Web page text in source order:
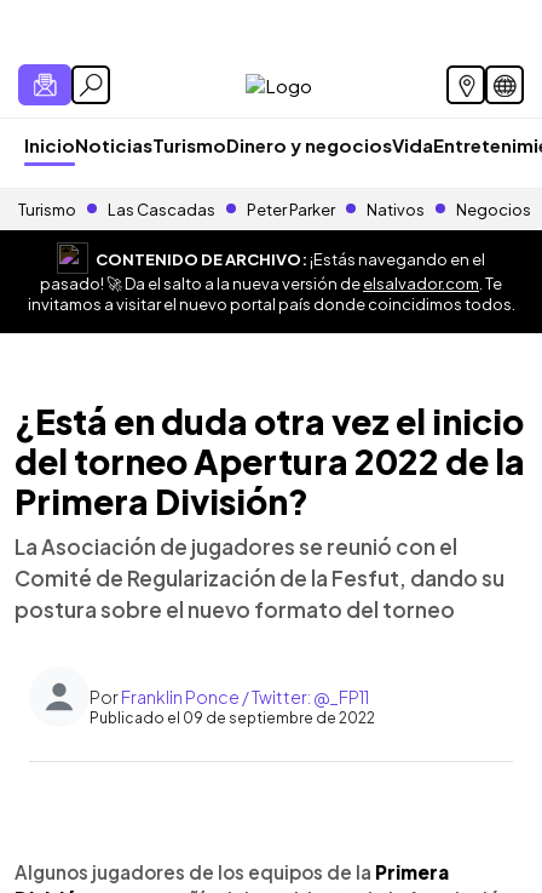
InicioNoticiasTurismoDinero y negociosVida
Turismo Las Cascadas Peter Parker Nativos Negocios
CONTENIDO DE ARCHIVO:¡Estás navegando en el
pasado! 🚀 Da el salto a la nueva versión deelsalvador.com . Te
invitamos a visitar el nuevo portal país donde coincidimos todos.
¿Está en duda otra vez el inicio
del torneo Apertura 2022 de la
Primera División?
La Asociación de jugadores se reunió con el
Comité de Regularización de la Fesfut, dando su
postura sobre el nuevo formato del torneo
PorFranklin Ponce / Twitter: @_FP11
Publicado el 09 de septiembre de 2022
Escuchar artículo
Algunos jugadores de los equipos de la Primera